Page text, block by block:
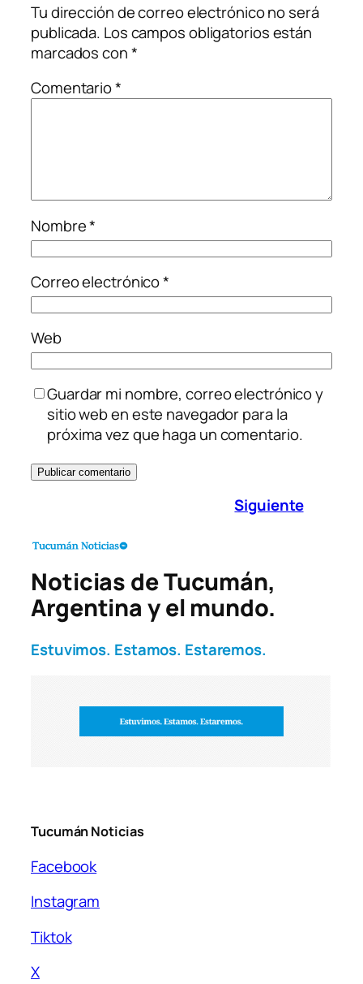
Tu dirección de correo electrónico no será
publicada. Los campos obligatorios están
marcados con*
Comentario*
Nombre*
Correo electrónico*
Web
Guardar mi nombre, correo electrónico y
sitio web en este navegador para la
próxima vez que haga un comentario.
Siguiente
Noticias de Tucumán,
Argentina y el mundo.
Estuvimos. Estamos. Estaremos.
Tucumán Noticias
Facebook
Instagram
Tiktok
X